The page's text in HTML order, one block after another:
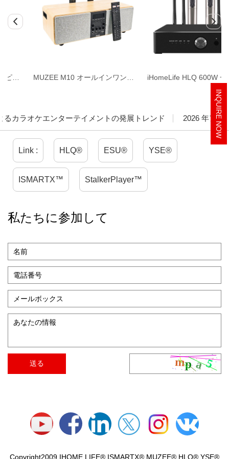
MUZEE M10 オールインワンホームシアター & カラオケシステム iHomeLife HLQ 600W 一体型カラオケアンプ
カラオケエンターテイメントの発展トレンド 2026 年アマ
Link : HLQ® ESU® YSE®
ISMARTX™ StalkerPlayer™
私たちに参加して
Copyright2009 IHOME LIFE® ISMARTX® MUZEE® HLQ® YSE®
INQUIRE NOW